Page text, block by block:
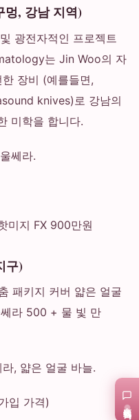
멍, 강남 지역)
광전자적인 프로젝트
는 Jin Woo의 자
장비 (예를들면,
knives)로 강남의
미학을 합니다.
쎄라.
미지 FX 900만원
구)
패키지 커버 얇은 얼굴
라 500 + 물 빛 만
, 얇은 얼굴 바늘.
가격)